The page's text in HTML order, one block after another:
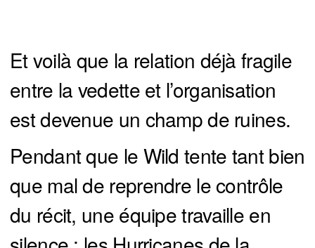
Et voilà que la relation déjà fragile
entre la vedette et l’organisation
est devenue un champ de ruines.
Pendant que le Wild tente tant bien
que mal de reprendre le contrôle
du récit, une équipe travaille en